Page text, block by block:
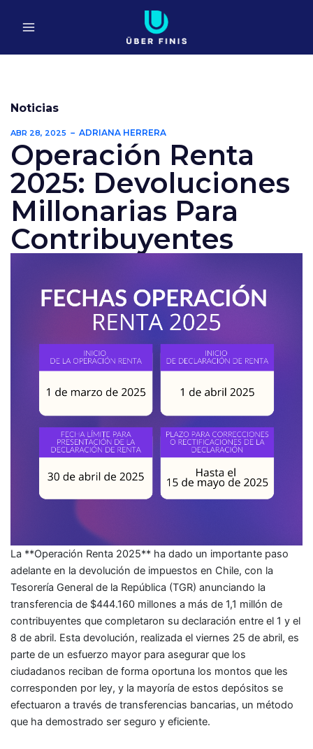
Noticias
ABR 28, 2025 ADRIANA HERRERA
Operación Renta
2025: Devoluciones
Millonarias Para
Contribuyentes
La **Operación Renta 2025** ha dado un importante paso
adelante en la devolución de impuestos en Chile, con la
Tesorería General de la República (TGR) anunciando la
transferencia de $444.160 millones a más de 1,1 millón de
contribuyentes que completaron su declaración entre el 1 y el
8 de abril. Esta devolución, realizada el viernes 25 de abril, es
parte de un esfuerzo mayor para asegurar que los
ciudadanos reciban de forma oportuna los montos que les
corresponden por ley, y la mayoría de estos depósitos se
efectuaron a través de transferencias bancarias, un método
que ha demostrado ser seguro y eficiente.